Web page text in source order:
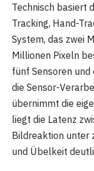
Technisch basiert
Tracking, Hand-
System, das zwei
Millionen Pixeln
fünf Sensoren
die Sensor-
übernimmt die
liegt die Latenz
Bildreaktion unter
und Übelkeit